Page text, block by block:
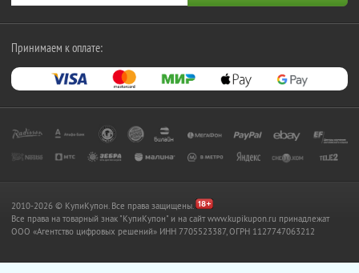
Принимаем к оплате:
2010-2026 © КупиКупон. Все права защищены.
Все права на товарный знак "КупиКупон" и на сайт www.kupikupon.ru принадлежат
OOO «Агентство цифровых решений» ИНН 7705523387, ОГРН 1127747063212